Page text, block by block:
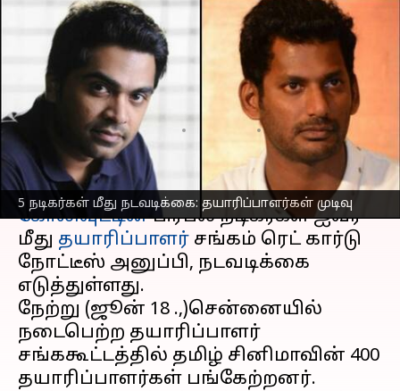
5 நடிகர்கள் மீது நடவடிக்கை: தயாரிப்பாளர்கள் முடிவு
சிம்பு, விஷால், அதர்வா
உள்ளிட்ட 5 நடிகர்கள் மீது
தயாரிப்பாளர்கள் சங்கம்
நடவடிக்கை
Venkatalakshmi V 01:09 pm
செய்தி முன்னோட்டம்
கோலிவுட்டின்பிரபல நடிகர்கள் ஐவர்
மீது தயாரிப்பாளர் சங்கம் ரெட் கார்டு
நோட்டீஸ் அனுப்பி, நடவடிக்கை
எடுத்துள்ளது.
நேற்று (ஜூன் 18 .,)சென்னையில்
நடைபெற்ற தயாரிப்பாளர்
சங்ககூட்டத்தில் தமிழ் சினிமாவின் 400
தயாரிப்பாளர்கள் பங்கேற்றனர்.